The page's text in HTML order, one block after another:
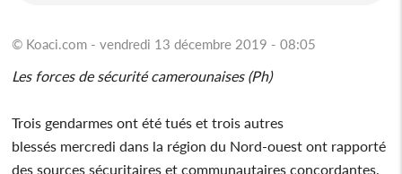
© Koaci.com - vendredi 13 décembre 2019 - 08:05
Les forces de sécurité camerounaises (Ph)
Trois gendarmes ont été tués et trois autres
blessés mercredi dans la région du Nord-ouest ont rapporté
des sources sécuritaires et communautaires concordantes.